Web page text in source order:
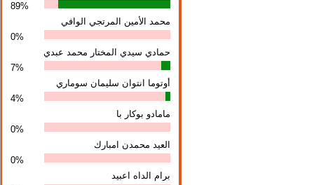
89%
محمد الأمين المرتجي الوافي
0%
حمادي سيدي المختار محمد عبدي
7%
أوتوما انتوان سلیمان سوماري
4%
مامادو بوكار با
0%
العيد محمدن امبارك
0%
برام الداه اعبيد